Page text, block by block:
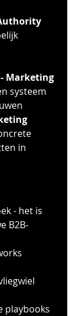
Marketing
systeem
in
- het is
B2B-
playbooks